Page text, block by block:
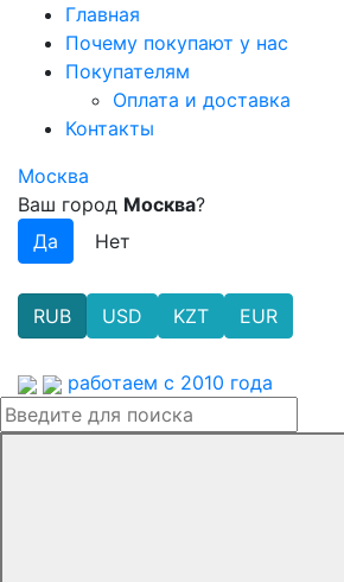
Главная
Почему покупают у нас
Покупателям
Оплата и доставка
Контакты
Москва
Ваш город Москва?
RUB USD KZT EUR
работаем с 2010 года